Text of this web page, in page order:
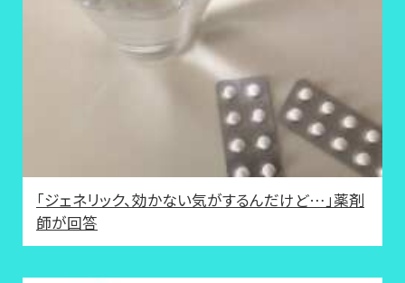
「ジェネリック、効かない気がするんだけど…」薬剤
師が回答